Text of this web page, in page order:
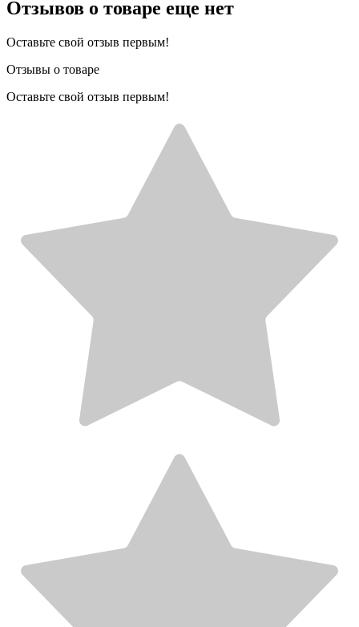
Отзывов о товаре еще нет
Оставьте свой отзыв первым!
Отзывы о товаре
Оставьте свой отзыв первым!